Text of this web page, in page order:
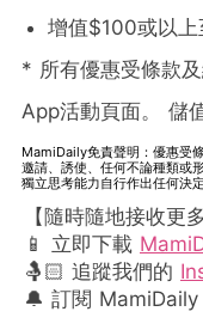
增值$100或以上
* 所有優惠受條款
App活動頁面。 儲
MamiDaily免責聲明：優惠受
邀請、誘使、任何不論種類或
獨立思考能力自行作出任何決
【隨時隨地接收更
📱 立即下載
🤱🏻 追蹤我們的
🔔 訂閱 MamiDaily